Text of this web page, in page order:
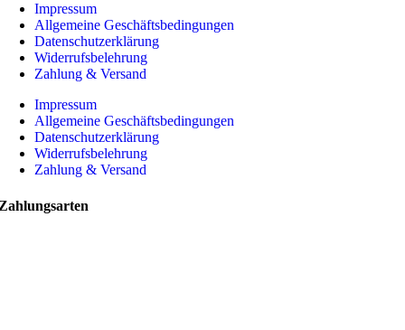
Impressum
Allgemeine Geschäftsbedingungen
Datenschutzerklärung
Widerrufsbelehrung
Zahlung & Versand
Impressum
Allgemeine Geschäftsbedingungen
Datenschutzerklärung
Widerrufsbelehrung
Zahlung & Versand